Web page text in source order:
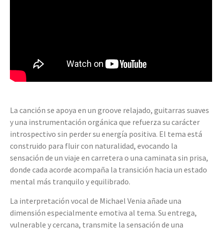
La canción se apoya en un groove relajado, guitarras suaves
y una instrumentación orgánica que refuerza su carácter
introspectivo sin perder su energía positiva. El tema está
construido para fluir con naturalidad, evocando la
sensación de un viaje en carretera o una caminata sin prisa,
donde cada acorde acompaña la transición hacia un estado
mental más tranquilo y equilibrado.
La interpretación vocal de Michael Venia añade una
dimensión especialmente emotiva al tema. Su entrega,
vulnerable y cercana, transmite la sensación de una